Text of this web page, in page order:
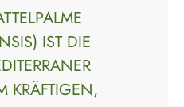
IST DIE
KRÄFTIGEN,